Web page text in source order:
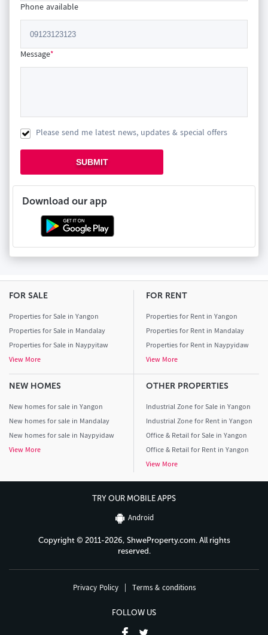
Phone available
Message*
Please send me latest news, updates & special offers
SUBMIT
Download our app
FOR SALE
Properties for Sale in Yangon
Properties for Sale in Mandalay
Properties for Sale in Naypyitaw
View More
FOR RENT
Properties for Rent in Yangon
Properties for Rent in Mandalay
Properties for Rent in Naypyidaw
View More
NEW HOMES
New homes for sale in Yangon
New homes for sale in Mandalay
New homes for sale in Naypyidaw
View More
OTHER PROPERTIES
Industrial Zone for Sale in Yangon
Industrial Zone for Rent in Yangon
Office & Retail for Sale in Yangon
Office & Retail for Rent in Yangon
View More
TRY OUR MOBILE APPS
Android
Copyright © 2011-2026, ShweProperty.com. All rights
reserved.
Privacy Policy Terms & conditions
FOLLOW US